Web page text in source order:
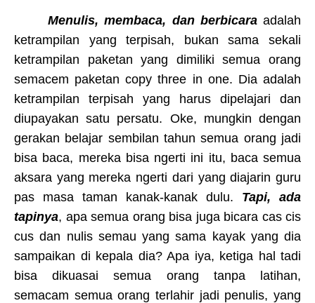
Menulis, membaca, dan berbicaraadalah
ketrampilan yang terpisah, bukan sama sekali
ketrampilan paketan yang dimiliki semua orang
semacem paketan copy three in one. Dia adalah
ketrampilan terpisah yang harus dipelajari dan
diupayakan satu persatu. Oke, mungkin dengan
gerakan belajar sembilan tahun semua orang jadi
bisa baca, mereka bisa ngerti ini itu, baca semua
aksara yang mereka ngerti dari yang diajarin guru
pas masa taman kanak-kanak dulu. Tapi, ada
tapinya, apa semua orang bisa juga bicara cas cis
cus dan nulis semau yang sama kayak yang dia
sampaikan di kepala dia? Apa iya, ketiga hal tadi
bisa dikuasai semua orang tanpa latihan,
semacam semua orang terlahir jadi penulis, yang